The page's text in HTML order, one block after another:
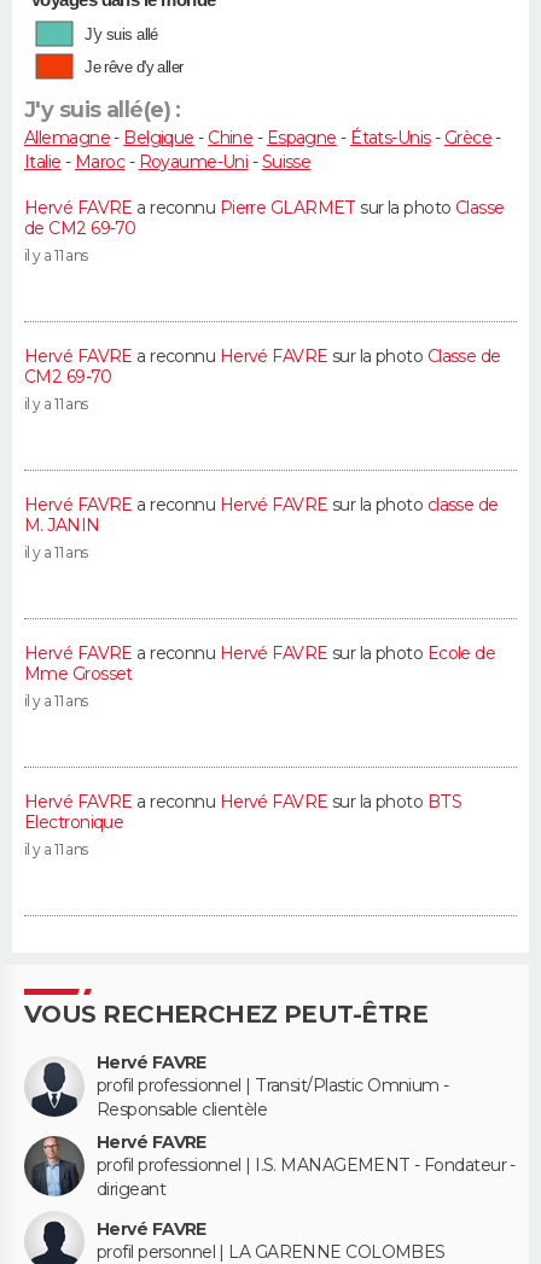
J'y suis allé
Je rêve d'y aller
J'y suis allé(e) :
Allemagne- Belgique - Chine - Espagne - États-Unis- Grèce-
Italie - Maroc- Royaume-Uni -Suisse
Hervé FAVRE a reconnu Pierre GLARMET sur la photo Classe
de CM2 69-70
il y a 11 ans
Hervé FAVRE a reconnu Hervé FAVRE sur la photo Classe de
CM2 69-70
il y a 11 ans
Hervé FAVRE a reconnu Hervé FAVRE sur la photo classe de
M. JANIN
il y a 11 ans
Hervé FAVRE a reconnu Hervé FAVRE sur la photo Ecole de
Mme Grosset
il y a 11 ans
Hervé FAVRE a reconnu Hervé FAVRE sur la photo BTS
Electronique
il y a 11 ans
VOUS RECHERCHEZ PEUT-ÊTRE
Hervé FAVRE
profil professionnel | Transit/Plastic Omnium -
Responsable clientèle
Hervé FAVRE
profil professionnel | I.S. MANAGEMENT - Fondateur -
dirigeant
Hervé FAVRE
profil personnel | LA GARENNE COLOMBES